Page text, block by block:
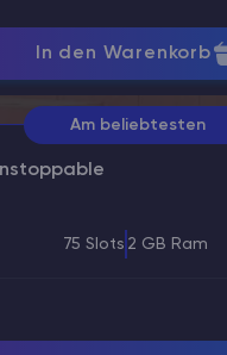
In den Warenkorb
Am beliebtesten
75 Slots 2 GB Ram